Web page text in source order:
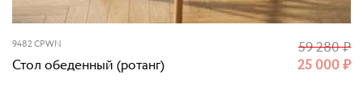
9482 CPWN
Стол обеденный (ротанг) 25 000₽
59 280₽